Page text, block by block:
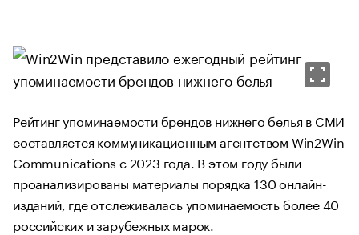
Рейтинг упоминаемости брендов нижнего белья в СМИ
составляется коммуникационным агентством Win2Win
Communications с 2023 года. В этом году были
проанализированы материалы порядка 130 онлайн-
изданий, где отслеживалась упоминаемость более 40
российских и зарубежных марок.